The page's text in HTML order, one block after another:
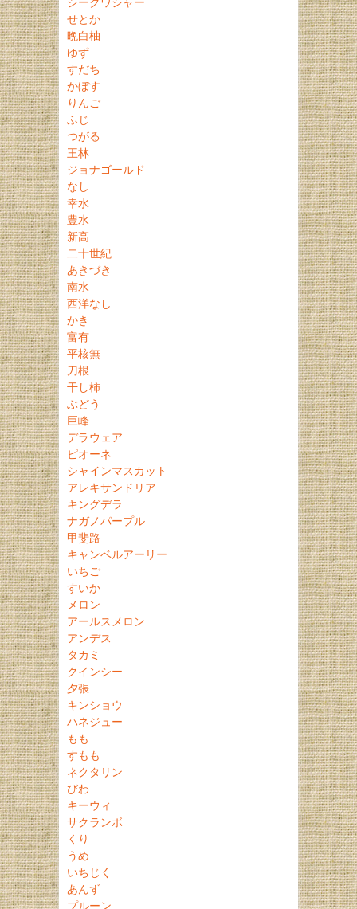
せとか
晩白柚
ゆず
すだち
かぼす
りんご
ふじ
つがる
王林
ジョナゴールド
なし
幸水
豊水
新高
二十世紀
あきづき
南水
西洋なし
かき
富有
平核無
刀根
干し柿
ぶどう
巨峰
デラウェア
ピオーネ
シャインマスカット
アレキサンドリア
キングデラ
ナガノパープル
甲斐路
キャンベルアーリー
いちご
すいか
メロン
アールスメロン
アンデス
タカミ
クインシー
夕張
キンショウ
ハネジュー
もも
すもも
ネクタリン
びわ
キーウィ
サクランボ
くり
うめ
いちじく
あんず
プルーン